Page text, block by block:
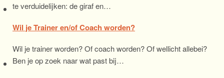
te verduidelijken: de giraf en…
Wil je Trainer en/of Coach worden?
Wil je trainer worden? Of coach worden? Of wellicht allebei?
Ben je op zoek naar wat past bij…